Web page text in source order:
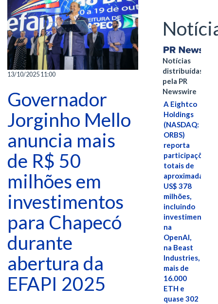
13/10/2025 11:00
Governador
Jorginho Mello
anuncia mais
de R$ 50
milhões em
investimentos
para Chapecó
durante
abertura da
EFAPI 2025
Notícias
distribuídas
pela PR
Newswire
A Eightco
Holdings
(NASDAQ:
ORBS)
reporta
participações
totais de
US$ 378
milhões,
incluindo
investimentos
na
OpenAI,
na Beast
Industries,
mais de
16.000
ETH e
quase 302